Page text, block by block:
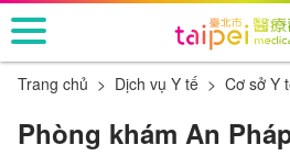
跳
到
主
Trang chủ Dịch vụ Y tế Cơ sở Y
Phòng khám An